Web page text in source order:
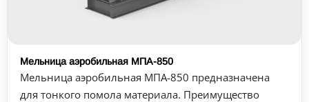
Мельница аэробильная МПА-850
Мельница аэробильная МПА-850 предназначена
для тонкого помола материала. Преимущество